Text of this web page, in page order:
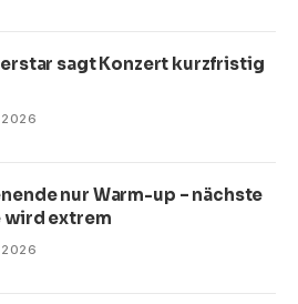
sagt Konzert kurzfristig
2026
nur Warm-up – nächste
wird extrem
2026